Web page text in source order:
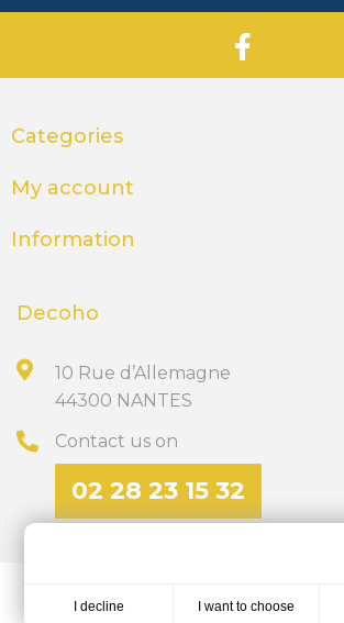
Categories
My account
Information
Decoho
10 Rue d’Allemagne
44300 NANTES
Contact us on
02 28 23 15 32
I decline I want to choose
RéalisationDream me up